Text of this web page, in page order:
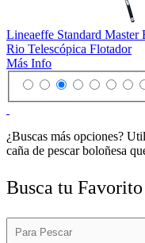
Lineaeffe Standard Master
Rio Telescópica Flotador
Más Info
¿Buscas más opciones?
caña de pescar boloñesa
Busca tu Favorito